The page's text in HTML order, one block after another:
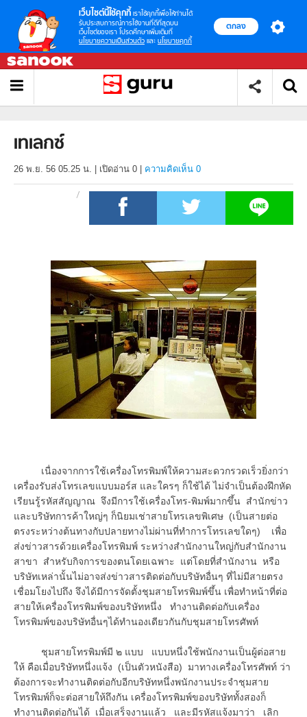
เว็บไซต์นี้ใช้คุกกี้ เราใช้คุกกี้เพื่อให้ท่านได้
รับประสบการณ์การใช้งานที่ดีที่สุดบน
เว็บไซต์ของเรา โปรดศึกษาเพิ่มเติมที่
นโยบายความเป็นส่วนตัว และ นโยบายคุกกี้
ตกลง
เทเลกซ์
26 พ.ย. 56 05.25 น. เปิดอ่าน 0 ความคิดเห็น 0
เนื่องจากการใช้เครื่องโทรพิมพ์ให้ความสะดวกรวดเร็วยิ่งกว่า
เครื่องรับส่งโทรเลขแบบมอร์ส และใครๆ ก็ใช้ได้ ไม่จำเป็นต้องฝึกหัด
เรียนรู้รหัสสัญญาณ จึงมีการใช้เครื่องโทร-พิมพ์มากขึ้น สำนักข่าว
และบริษัทการค้าใหญ่ๆ ก็นิยมเช่าสายโทรเลขพิเศษ (เป็นสายต่อ
ตรงระหว่างต้นทางกับปลายทางไม่ผ่านที่ทำการโทรเลขใดๆ) เพื่อ
ส่งข่าวสารด้วยเครื่องโทรพิมพ์ ระหว่างสำนักงานใหญ่กับสำนักงาน
สาขา สำหรับกิจการของตนโดยเฉพาะ แต่โดยที่สำนักงาน หรือ
บริษัทเหล่านั้นไม่อาจส่งข่าวสารติดต่อกับบริษัทอื่นๆ ที่ไม่มีสายตรง
เชื่อมโยงไปถึง จึงได้มีการจัดตั้งชุมสายโทรพิมพ์ขึ้น เพื่อทำหน้าที่ต่อ
สายให้เครื่องโทรพิมพ์ของบริษัทหนึ่ง ทำงานติดต่อกับเครื่อง
โทรพิมพ์ของบริษัทอื่นๆได้ทำนองเดียวกันกับชุมสายโทรศัพท์
ชุมสายโทรพิมพ์มี ๒ แบบ แบบหนึ่งใช้พนักงานเป็นผู้ต่อสาย
ให้ คือเมื่อบริษัทหนึ่งแจ้ง (เป็นตัวหนังสือ) มาทางเครื่องโทรศัพท์ ว่า
ต้องการจะทำงานติดต่อกับอีกบริษัทหนึ่งพนักงานประจำชุมสาย
โทรพิมพ์ก็จะต่อสายให้ถึงกัน เครื่องโทรพิมพ์ของบริษัททั้งสองก็
ทำงานติดต่อกันได้ เมื่อเสร็จงานแล้ว และมีรหัสแจ้งมาว่า เลิก